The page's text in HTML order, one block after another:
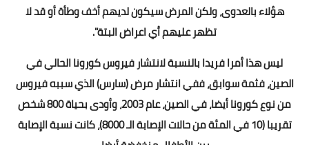
هؤلاء بالعدوى، ولكن المرض سيكون لديهم أخف وطأة أو قد لا
تظهر عليهم أي اعراض البتة".
ليس هذا أمرا فريدا بالنسبة لانتشار فيروس كورونا الحالي في
الصين، فثمة سوابق، ففي انتشار مرض (سارس) الذي سببه فيروس
من نوع كورونا أيضا، في الصين، عام 2003، وأودى بحياة 800 شخص
تقريبا (10 في المئة من حالات الإصابة الـ 8000)، كانت نسبة الإصابة